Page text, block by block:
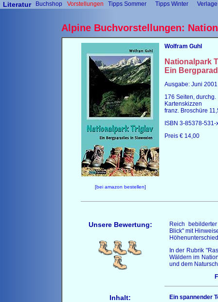
Literatur Buchshop Vorstellungen Tipps Sommer Tipps Winter Verlage
Alpine Buchvorstellungen:
[bei amazon bestellen]
Wolfram Guhl
Nationalpark
Ein
Ausgabe: Juni 2001
176 Seiten, durchg.
Kartenskizzen
franz. Broschüre
ISBN 3-85378-531-
Preis € 14,00
Unsere Bewertung:
Reich
Blick" mit
In der Rubrik
Wäldern im
und dem
Inhalt:
Ein spannender